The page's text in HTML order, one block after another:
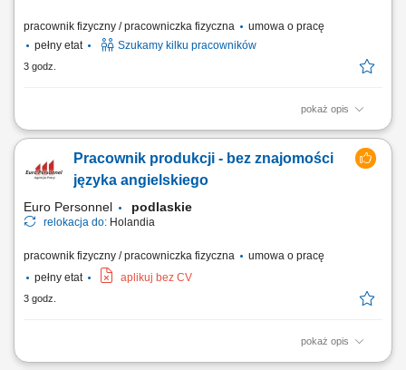
pracownik fizyczny / pracowniczka fizyczna
umowa o pracę
pełny etat
Szukamy kilku pracowników
3 godz.
pokaż opis
Zadania Przygotowywanie i kompletowanie części oraz wyposażenia
wspomagających procesy produkcyjne. Składanie, układanie oraz
pakowanie wyprodukowanych materiałów.
Pracownik produkcji - bez znajomości
języka angielskiego
Euro Personnel podlaskie
relokacja do: Holandia
pracownik fizyczny / pracowniczka fizyczna
umowa o pracę
pełny etat
aplikuj bez CV
3 godz.
pokaż opis
Twój zakres obowiązków: Prace produkcyjne: pakowanie, sortowanie